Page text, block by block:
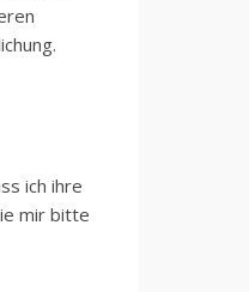
ich ihre
mir bitte